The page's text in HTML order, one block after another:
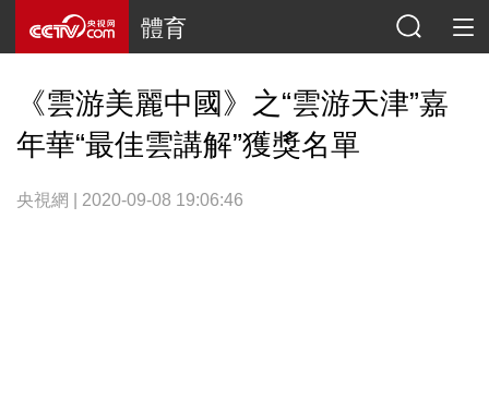
體育
《雲游美麗中國》之“雲游天津”嘉
年華“最佳雲講解”獲獎名單
央視網 | 2020-09-08 19:06:46